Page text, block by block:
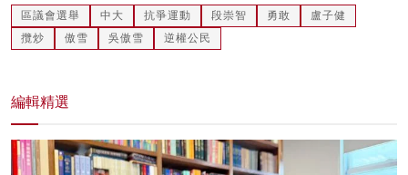
區議會選舉 中大 抗爭運動 段崇智 勇敢
盧子健
攬炒
傲雪 吳傲雪 逆權公民
編輯精選